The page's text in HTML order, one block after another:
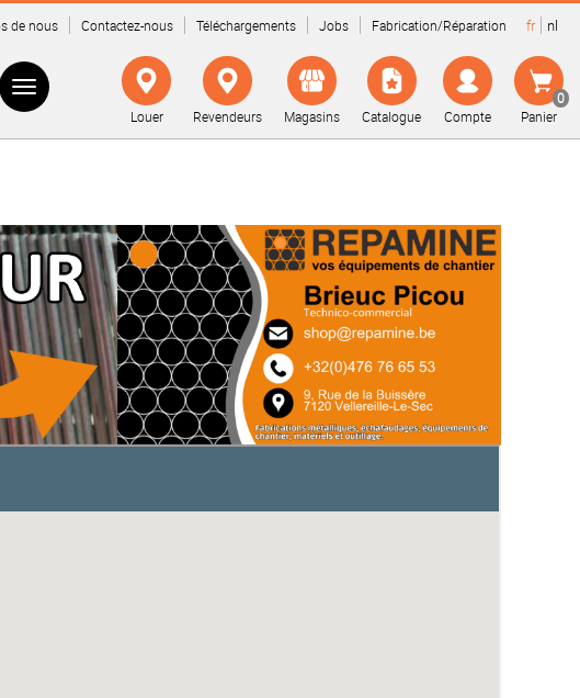
de nous Contactez-nous Téléchargements Jobs Fabrication/Réparation fr nl
0
Panier
Compte
Catalogue
Magasins
Revendeurs
Louer